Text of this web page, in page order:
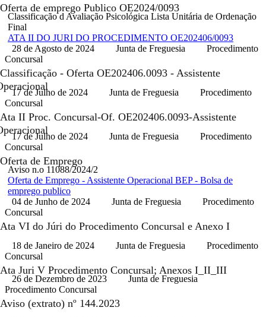
Oferta de emprego Publico OE2024/0093
Classificação d Avaliação Psicológica Lista Unitária de Ordenação
Final
ATA II DO JURI DO PROCEDIMENTO OE202406/0093
28 de Agosto de 2024
Junta de Freguesia
Procedimento
Concursal
Classificação - Oferta OE202406.0093 - Assistente
17 de Julho de 2024 Junta de Freguesia
Procedimento
Concursal
Ata II Proc. Concursal-Of. OE202406.0093-Assistente
17 de Julho de 2024 Junta de Freguesia
Procedimento
Concursal
Oferta de Emprego
Aviso n.o 11088/2024/2
Oferta de Emprego - Assistente Operacional BEP - Bolsa de
emprego publico
04 de Junho de 2024
Junta de Freguesia
Procedimento
Concursal
Ata VI do Júri do Procedimento Concursal e Anexo I
18 de Janeiro de 2024 Junta de Freguesia
Procedimento
Concursal
Ata Juri V Procedimento Concursal; Anexos I_II_III
26 de Dezembro de 2023
Junta de Freguesia
Procedimento Concursal
Aviso (extrato) nº 144.2023